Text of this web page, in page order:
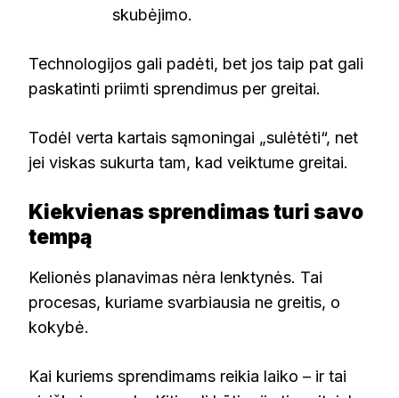
skubėjimo.
Technologijos gali padėti, bet jos taip pat gali
paskatinti priimti sprendimus per greitai.
Todėl verta kartais sąmoningai „sulėtėti“, net
jei viskas sukurta tam, kad veiktume greitai.
Kiekvienas sprendimas turi savo
tempą
Kelionės planavimas nėra lenktynės. Tai
procesas, kuriame svarbiausia ne greitis, o
kokybė.
Kai kuriems sprendimams reikia laiko – ir tai